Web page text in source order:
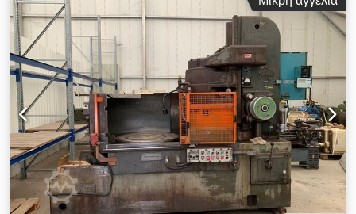
(απόσταση τραπεζιού – λειαντικού δίσκου) περίπου 230 χιλ.
-Ταχύτητα περιστροφής του άξονα 2850 στροφές/λεπτό
-Ακριβής ρύθμιση 0,01 χιλ. -Απόσταση στήλης – άξονα
λειαντικού δίσκου περίπου 320 χιλ. -Κινητήρας άξονα 3 kW
-Διαστάσεις λειαντικού δίσκου 200x80x78 χιλ. -Πλευρική
διάταξη αφαίρεσης λειαντικού δίσκου -Περίβλημα μηχανής
-Σύστημα ψύξης -Τεκμηρίωση Διαστάσεις: ΜxΠxΥ 1,2x0,8x1,8
μέτρα / Βάρος περίπου 700 κιλά Dsdeznvcbspfx Afpjck
Διατηρούμε το δικαίωμα διόρθωσης τυπογραφικών ή
σφαλμάτων εισαγωγής.